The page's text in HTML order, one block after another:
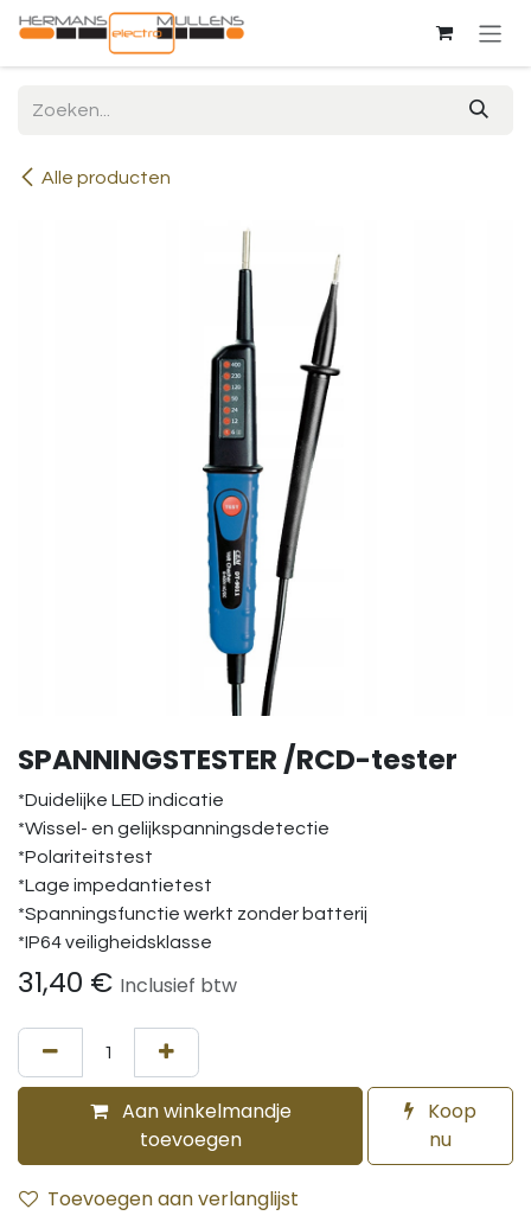
Overslaan naar inhoud
Alle producten
SPANNINGSTESTER /RCD-tester
*Duidelijke LED indicatie
*Wissel- en gelijkspanningsdetectie
*Polariteitstest
*Lage impedantietest
*Spanningsfunctie werkt zonder batterij
*IP64 veiligheidsklasse
31,40 € Inclusief btw
Aan winkelmandje
toevoegen
Koop
nu
Toevoegen aan verlanglijst